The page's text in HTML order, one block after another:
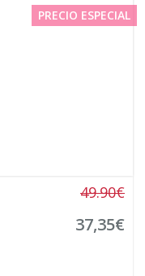
PRECIO ESPECIAL
49.90€
37,35€